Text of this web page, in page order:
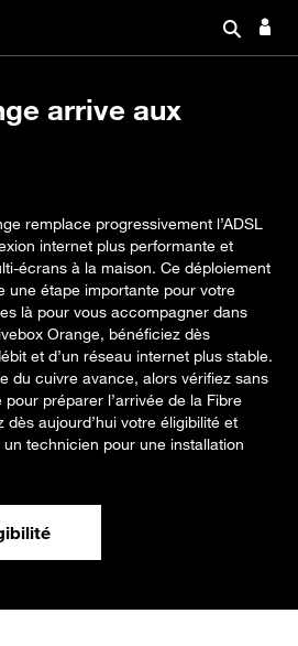
arrive aux
remplace progressivement l’ADSL
internet plus performante et
écrans à la maison. Ce déploiement
une étape importante pour votre
là pour vous accompagner dans
Orange, bénéficiez dès
et d’un réseau internet plus stable.
du cuivre avance, alors vérifiez sans
préparer l’arrivée de la Fibre
aujourd’hui votre éligibilité et
technicien pour une installation